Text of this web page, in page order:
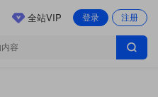
登录 注册
全站VIP